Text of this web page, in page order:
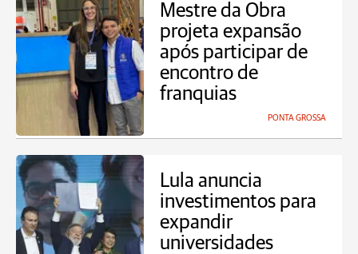
Mestre da Obra
projeta expansão
após participar de
encontro de
franquias
PONTA GROSSA
Lula anuncia
investimentos para
expandir
universidades